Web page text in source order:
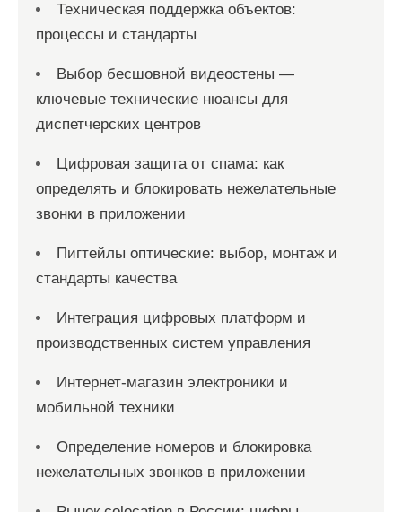
Техническая поддержка объектов:
процессы и стандарты
Выбор бесшовной видеостены —
ключевые технические нюансы для
диспетчерских центров
Цифровая защита от спама: как
определять и блокировать нежелательные
звонки в приложении
Пигтейлы оптические: выбор, монтаж и
стандарты качества
Интеграция цифровых платформ и
производственных систем управления
Интернет-магазин электроники и
мобильной техники
Определение номеров и блокировка
нежелательных звонков в приложении